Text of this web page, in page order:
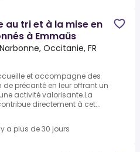
au tri et à la mise en
à Emmaüs
Narbonne, Occitanie, FR
et accompagne des
précarité en leur offrant un
activité valorisante.La
directement à cet...
a plus de 30 jours